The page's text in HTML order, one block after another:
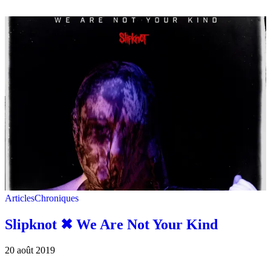
ArticlesChroniques
Slipknot ✖︎ We Are Not Your Kind
20 août 2019